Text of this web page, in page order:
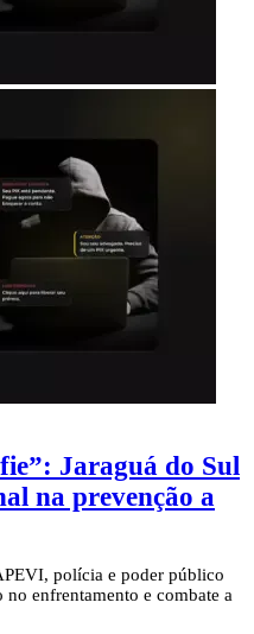
Jaraguá do Sul
na prevenção a
polícia e poder público
enfrentamento e combate a